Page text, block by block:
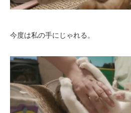
今度は私の手にじゃれる。